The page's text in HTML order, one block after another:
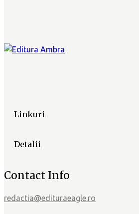
Linkuri
Detalii
Contact Info
redactia@edituraeagle.ro